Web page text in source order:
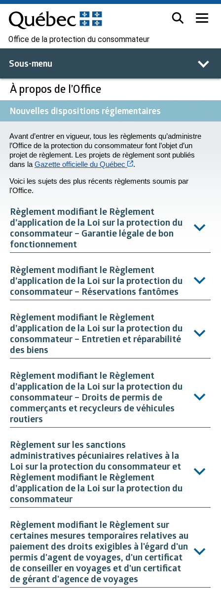
Office de la protection du consommateur
Sous-menu
À propos de l’Office
Nouvelles dispositions réglementaires
Avant d’entrer en vigueur, tous les règlements qu’administre
l’Office de la protection du consommateur font l’objet d’un
projet de règlement. Les projets de règlement sont publiés
dans la Gazette officielle du Québec Cet hyperlien s’ouvrira
.
Voici les sujets des plus récents règlements soumis par
l'Office.
Règlement modifiant le Règlement
d’application de la Loi sur la protection du
consommateur – Garantie légale de bon
fonctionnement
Règlement modifiant le Règlement
d’application de la Loi sur la protection du
consommateur – Réservations fantômes
Règlement modifiant le Règlement
d’application de la Loi sur la protection du
consommateur – Entretien et réparabilité
des biens
Règlement modifiant le Règlement
d’application de la Loi sur la protection du
consommateur – Droits de permis de
commerçants et recycleurs de véhicules
routiers
Règlement sur les sanctions
administratives pécuniaires relatives à la
Loi sur la protection du consommateur et
Règlement modifiant le Règlement
d’application de la Loi sur la protection du
consommateur
Règlement modifiant le Règlement sur
certaines mesures temporaires relatives au
paiement des droits exigibles à l'égard d'un
permis d'agent de voyages, d'un certificat
de conseiller en voyages et d'un certificat
de gérant d'agence de voyages